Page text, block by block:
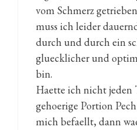
vom Schmerz
muss ich leider
durch und durch ein
gluecklicher und
bin.
Haette ich nicht jeden
gehoerige Portion
mich befaellt, dann